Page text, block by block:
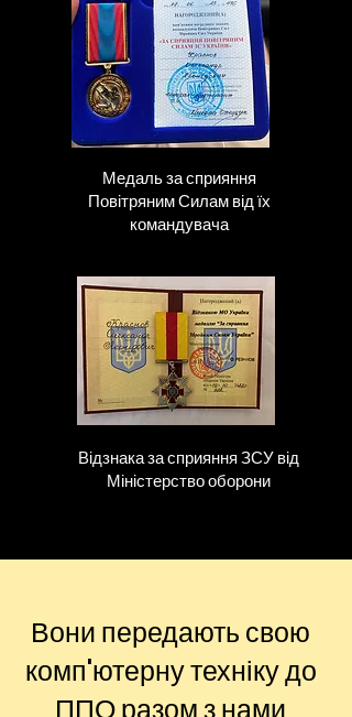
Медаль за сприяння
Повітряним Силам від їх
командувача
Відзнака за сприяння ЗСУ від
Міністерство оборони
Вони передають свою
комп'ютерну техніку до